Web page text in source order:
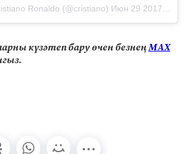
Ronaldo (@cristiano) Июн 29 2017 в 10:09 PDT
күзәтеп бару өчен безнеңМАХ